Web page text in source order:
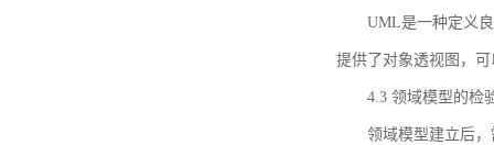
UML是一种定义
提供了对象透视图，
4.3 领域模型的检
领域模型建立后